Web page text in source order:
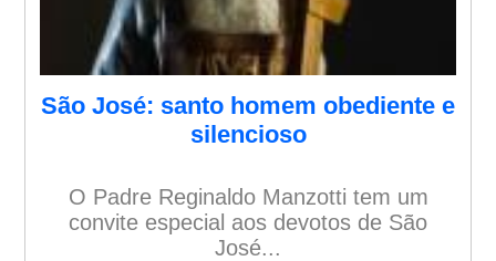
São José: santo homem obediente e
silencioso
O Padre Reginaldo Manzotti tem um
convite especial aos devotos de São
José...